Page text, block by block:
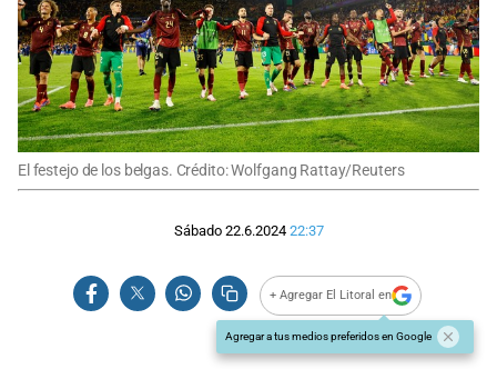
El festejo de los belgas. Crédito: Wolfgang Rattay/Reuters
Sábado 22.6.2024 22:37
+ Agregar El Litoral en
Agregar a tus medios preferidos en Google